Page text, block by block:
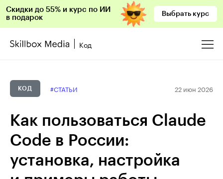
Скидки до 55% и курс по ИИ
в подарок
Выбрать курс
Код
КОД #СТАТЬИ 22 июн 2026
Как пользоваться Claude
Code в России:
установка, настройка